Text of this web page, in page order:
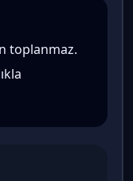
toplanmaz.